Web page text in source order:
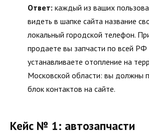
Ответ: каждый из ваших
видеть в шапке сайта название
локальный городской телефон.
продаете вы запчасти по всей РФ
устанавливаете отопление на
Московской области: вы должны
блок контактов на сайте.
Кейс № 1: автозапчасти